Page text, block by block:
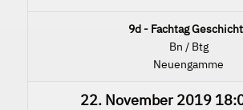
9d - Fachtag
Bn / Btg
Neuengamme
22. November 2019